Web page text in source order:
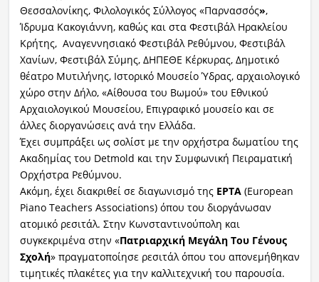
Θεσσαλονίκης, Φιλολογικός Σύλλογος «Παρνασσός»,
Ίδρυμα Κακογιάννη, καθώς και στα Φεστιβάλ Ηρακλείου
Κρήτης, Αναγεννησιακό Φεστιβάλ Ρεθύμνου, Φεστιβάλ
Χανίων, Φεστιβάλ Σύμης, ΔΗΠΕΘΕ Κέρκυρας, Δημοτικό
θέατρο Μυτιλήνης, Ιστορικό Μουσείο Ύδρας, αρχαιολογικό
χώρο στην Δήλο, «Αίθουσα του Βωμού» του Εθνικού
Αρχαιολογικού Μουσείου, Επιγραφικό μουσείο και σε
άλλες διοργανώσεις ανά την Ελλάδα.
Έχει συμπράξει ως σολίστ με την ορχήστρα δωματίου της
Ακαδημίας του Detmold και την Συμφωνική Πειραματική
Ορχήστρα Ρεθύμνου.
Ακόμη, έχει διακριθεί σε διαγωνισμό της EPTA(European
Piano Teachers Associations) όπου του διοργάνωσαν
ατομικό ρεσιτάλ. Στην Κωνσταντινούπολη και
συγκεκριμένα στην «Πατριαρχική Μεγάλη Του Γένους
Σχολή» πραγματοποίησε ρεσιτάλ όπου του απονεμήθηκαν
τιμητικές πλακέτες για την καλλιτεχνική του παρουσία.